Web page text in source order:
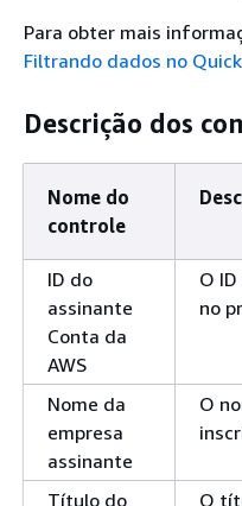
Para obter mais
Filtrando dados no
Descrição dos
Nome do
controle
ID do
assinante
Conta da
AWS
O
no
Nome da
empresa
assinante
O
Título do O